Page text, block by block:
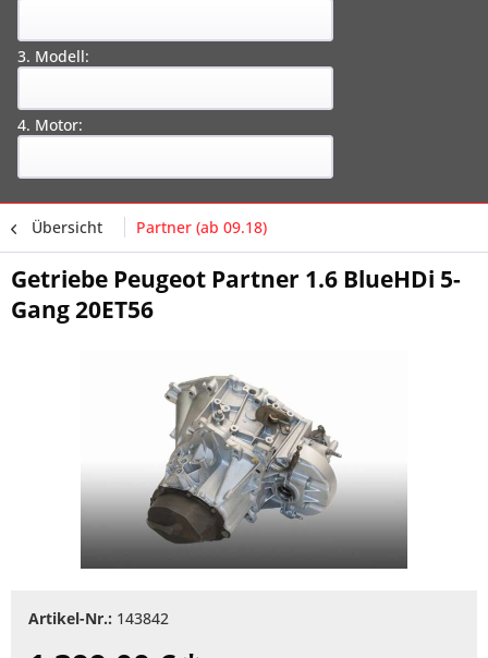
3. Modell:
4. Motor:
Übersicht Partner (ab 09.18)
Getriebe Peugeot Partner 1.6 BlueHDi 5-
Gang 20ET56
Artikel-Nr.: 143842